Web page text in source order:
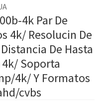
4k Par De
4k/ Resolucin De
De Hasta
Soporta
4k/ Y Formatos
cvbs